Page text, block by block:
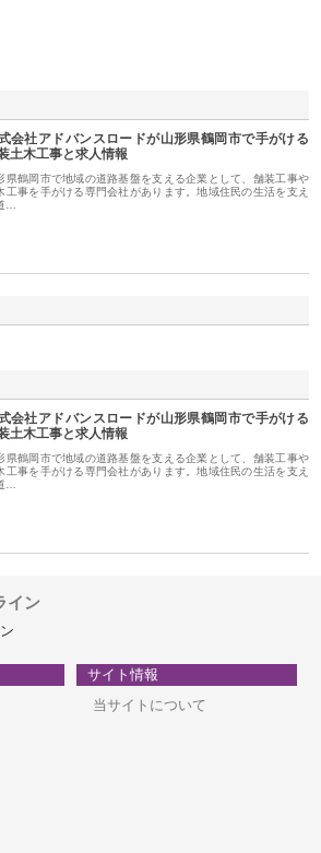
会社アドバンスロードが山形県鶴岡市で手がける
土木工事と求人情報
県鶴岡市で地域の道路基盤を支える企業として、舗装工事や
工事を手がける専門会社があります。地域住民の生活を支え
…
会社アドバンスロードが山形県鶴岡市で手がける
土木工事と求人情報
県鶴岡市で地域の道路基盤を支える企業として、舗装工事や
工事を手がける専門会社があります。地域住民の生活を支え
…
イン
サイト情報
当サイトについて